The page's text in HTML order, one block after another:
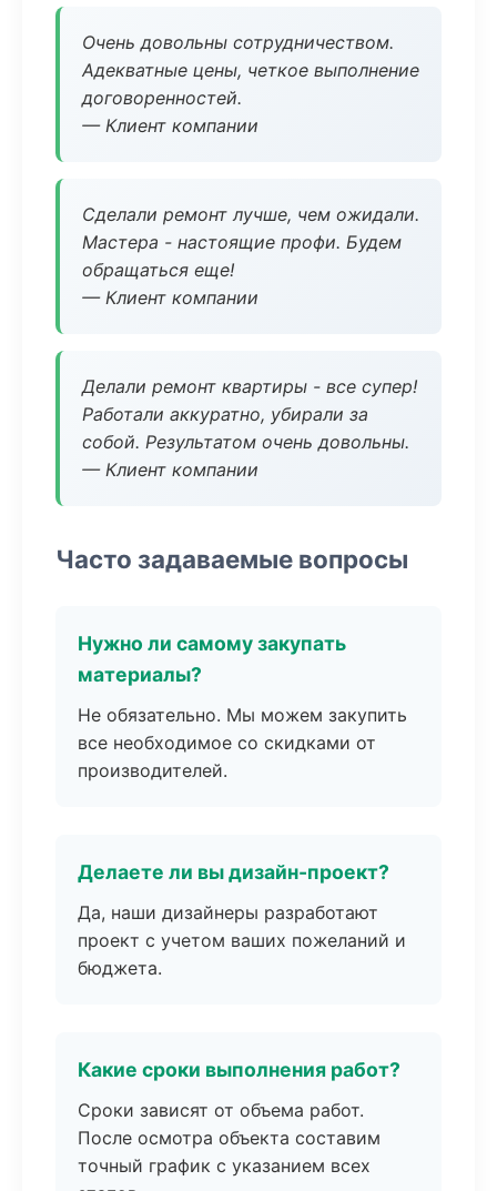
Очень довольны сотрудничеством.
Адекватные цены, четкое выполнение
договоренностей.
— Клиент компании
Сделали ремонт лучше, чем ожидали.
Мастера - настоящие профи. Будем
обращаться еще!
— Клиент компании
Делали ремонт квартиры - все супер!
Работали аккуратно, убирали за
собой. Результатом очень довольны.
— Клиент компании
Часто задаваемые вопросы
Нужно ли самому закупать
материалы?
Не обязательно. Мы можем закупить
все необходимое со скидками от
производителей.
Делаете ли вы дизайн-проект?
Да, наши дизайнеры разработают
проект с учетом ваших пожеланий и
бюджета.
Какие сроки выполнения работ?
Сроки зависят от объема работ.
После осмотра объекта составим
точный график с указанием всех